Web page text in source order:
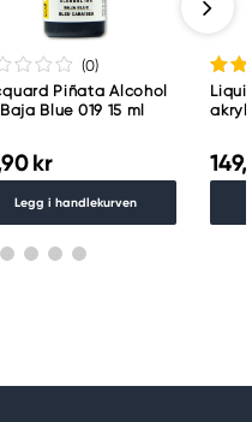
(0)
Piñata Alcohol
Blue 019 15 ml
kr
Legg i handlekurven